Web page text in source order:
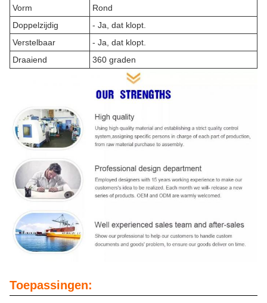
Vorm
Rond
Doppelzijdig
- Ja, dat klopt.
Verstelbaar
- Ja, dat klopt.
Draaiend
360 graden
Toepassingen: